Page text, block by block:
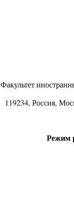
Факультет
119234, Россия,
Режим